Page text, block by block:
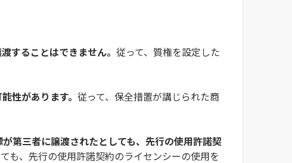
することはできません。 従って、質権を設定した
性があります。 従って、保全措置が講じられた商
第三者に譲渡されたとしても、先行の使用許諾契
も、先行の使用許諾契約のライセンシーの使用を